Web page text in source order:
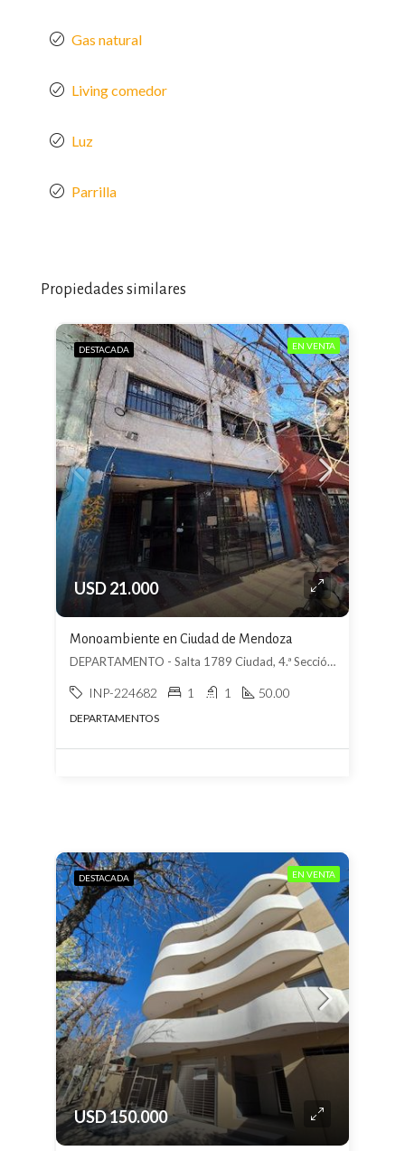
Gas natural
Living comedor
Luz
Parrilla
Propiedades similares
DESTACADA EN VENTA
USD 21.000
Monoambiente en Ciudad de Mendoza
DEPARTAMENTO - Salta 1789 Ciudad, 4.ª Sección Área Fundacional, Mendoza
INP-224682 1 1 50.00
DEPARTAMENTOS
DESTACADA EN VENTA
USD 150.000